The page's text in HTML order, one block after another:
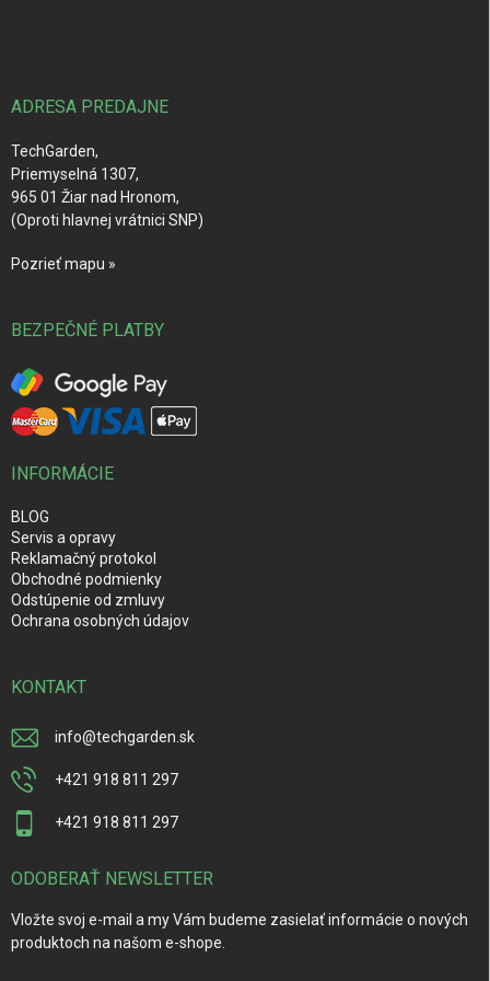
ADRESA PREDAJNE
TechGarden,
Priemyselná 1307,
965 01 Žiar nad Hronom,
(Oproti hlavnej vrátnici SNP)
Pozrieť mapu »
BEZPEČNÉ PLATBY
INFORMÁCIE
BLOG
Servis a opravy
Reklamačný protokol
Obchodné podmienky
Odstúpenie od zmluvy
Ochrana osobných údajov
KONTAKT
info@techgarden.sk
+421 918 811 297
+421 918 811 297
ODOBERAŤ NEWSLETTER
Vložte svoj e-mail a my Vám budeme zasielať informácie o nových
produktoch na našom e-shope.